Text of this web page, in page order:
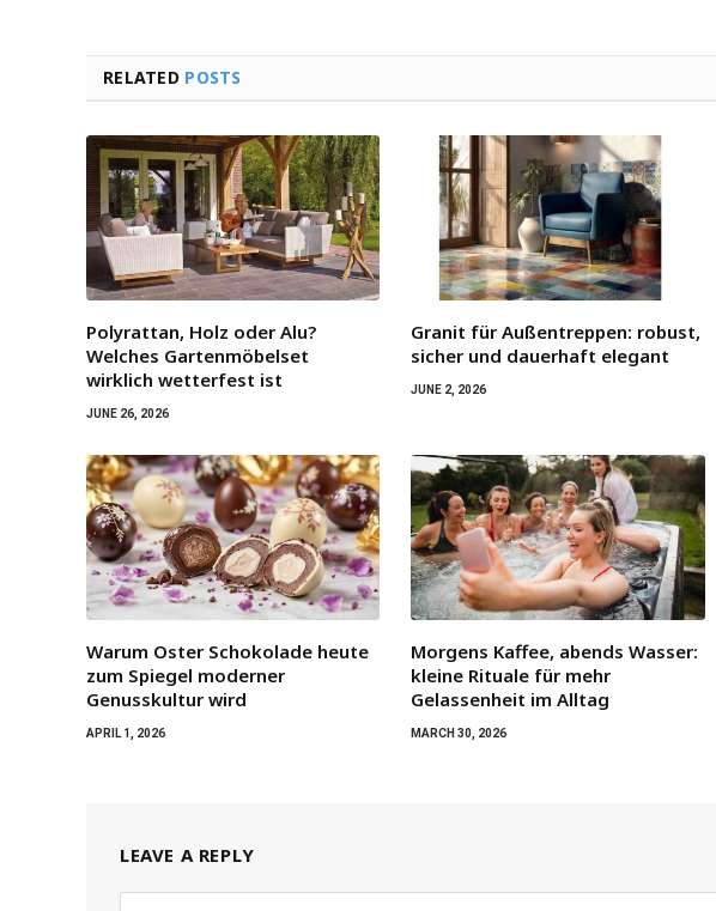
RELATED POSTS
Polyrattan, Holz oder Alu?
Welches Gartenmöbelset
wirklich wetterfest ist
JUNE 26, 2026
Granit für Außentreppen: robust,
sicher und dauerhaft elegant
JUNE 2, 2026
Warum Oster Schokolade heute
zum Spiegel moderner
Genusskultur wird
APRIL 1, 2026
Morgens Kaffee, abends Wasser:
kleine Rituale für mehr
Gelassenheit im Alltag
MARCH 30, 2026
LEAVE A REPLY